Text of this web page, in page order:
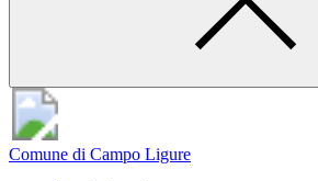
Comune di Campo Ligure